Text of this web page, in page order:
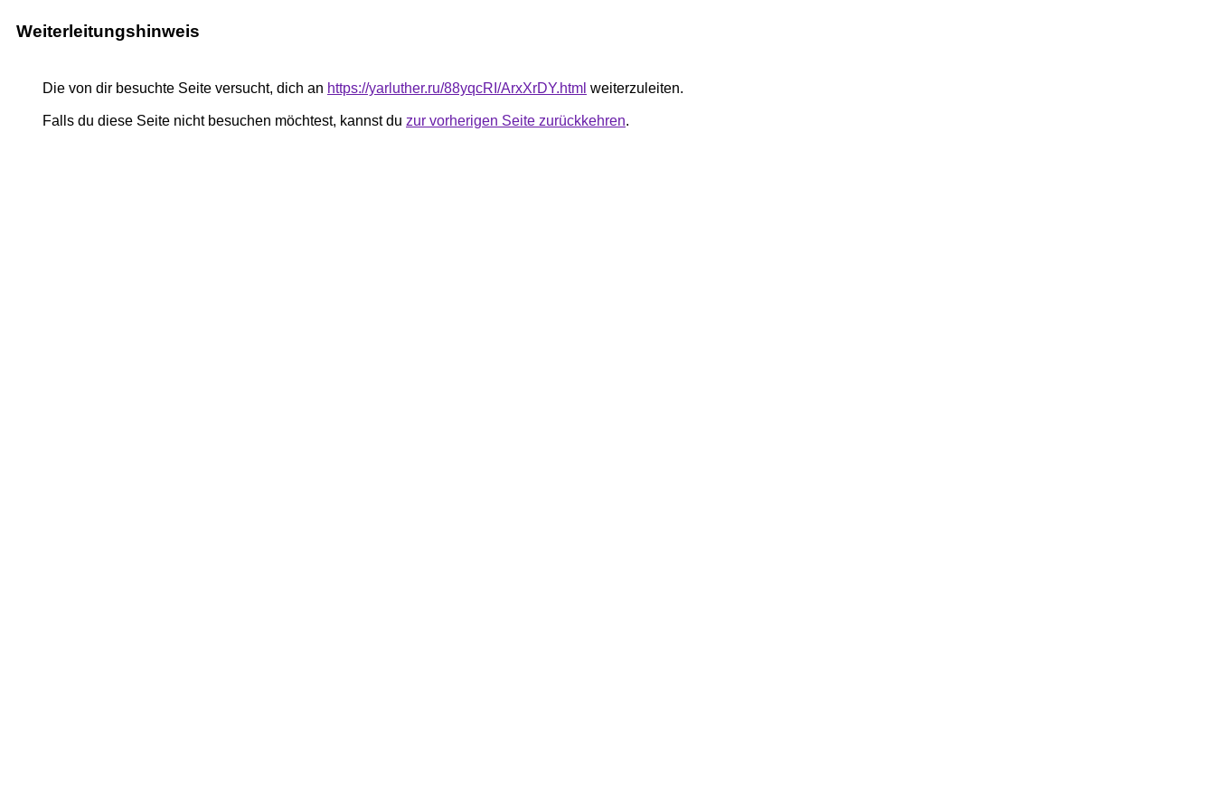
Weiterleitungshinweis
Die von dir besuchte Seite versucht, dich an https://yarluther.ru/88yqcRI/ArxXrDY.html weiterzuleiten.
Falls du diese Seite nicht besuchen möchtest, kannst du zur vorherigen Seite zurückkehren.